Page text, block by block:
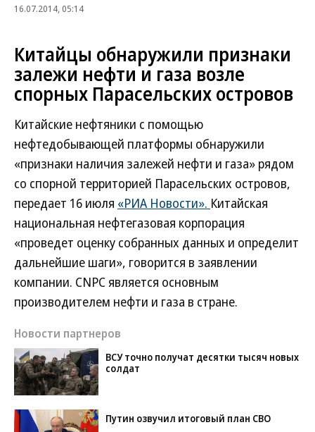
16.07.2014, 05:14
Китайцы обнаружили признаки
залежи нефти и газа возле
спорных Парасельских островов
Китайские нефтяники с помощью
нефтедобывающей платформы обнаружили
«признаки наличия залежей нефти и газа» рядом
со спорной территорией Парасельских островов,
передает 16 июля «РИА Новости». Китайская
национальная нефтегазовая корпорация
«проведет оценку собранных данных и определит
дальнейшие шаги», говорится в заявлении
компании. CNPC является основным
производителем нефти и газа в стране.
Новости партнеров
ВСУ точно получат десятки тысяч новых
солдат
Путин озвучил итоговый план СВО